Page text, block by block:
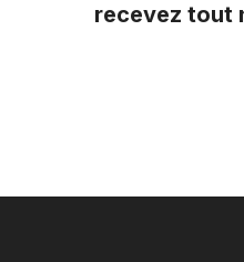
recevez tout